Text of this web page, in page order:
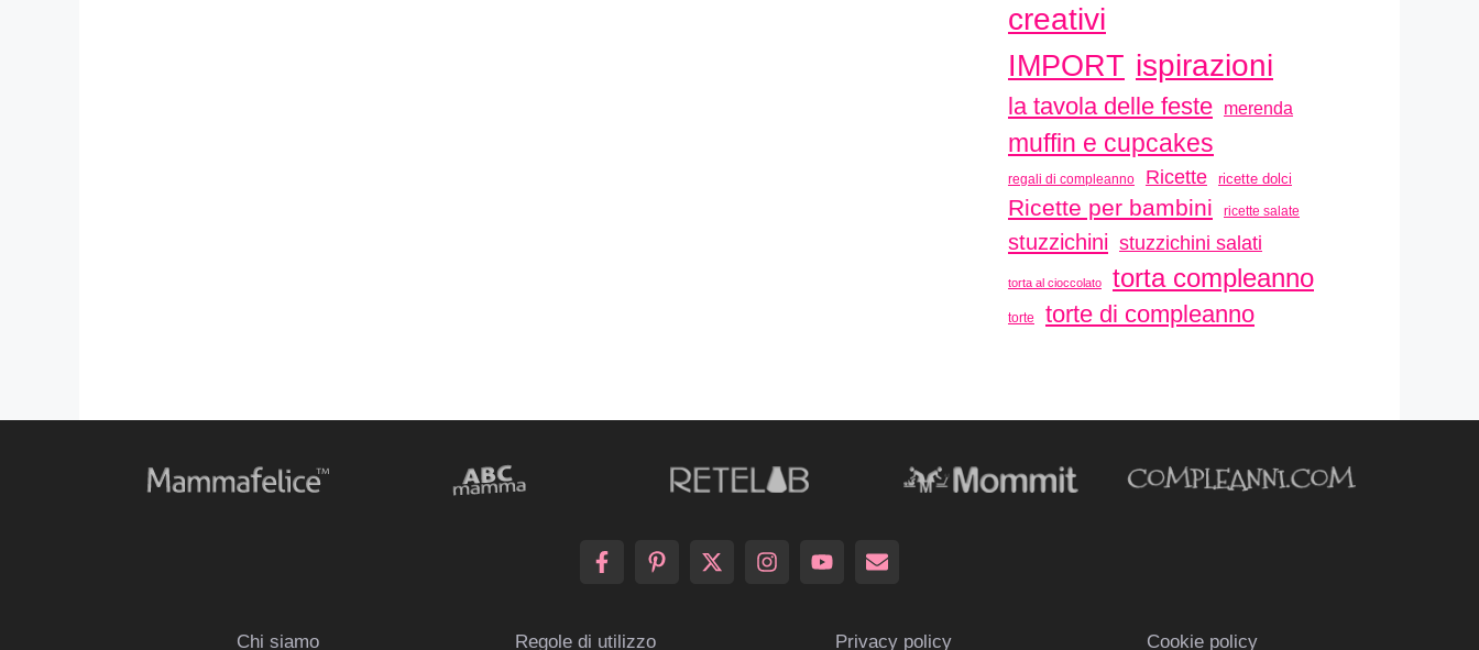
creativi
IMPORT ispirazioni
la tavola delle feste merenda
muffin e cupcakes
regali di compleanno Ricette ricette dolci
Ricette per bambini ricette salate
stuzzichini stuzzichini salati
torta al cioccolato torta compleanno
torte torte di compleanno
Chi siamo Regole di utilizzo Privacy policy Cookie policy